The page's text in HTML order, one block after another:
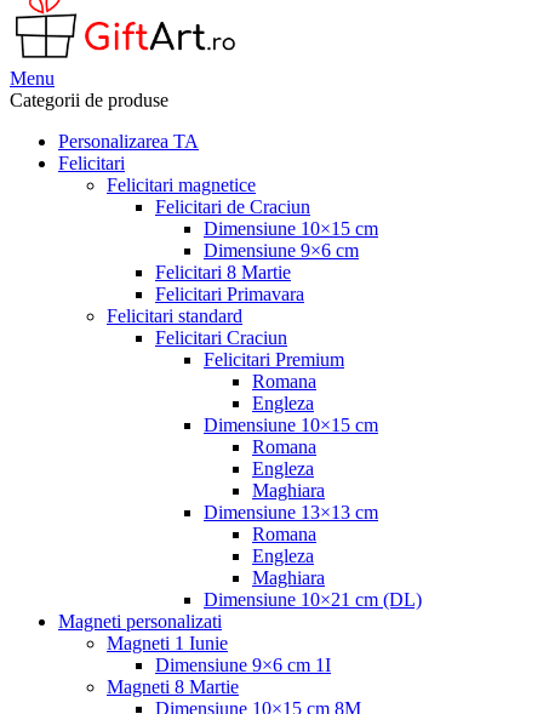
Menu
Categorii de produse
Personalizarea TA
Felicitari
Felicitari magnetice
Felicitari de Craciun
Dimensiune 10×15 cm
Dimensiune 9×6 cm
Felicitari 8 Martie
Felicitari Primavara
Felicitari standard
Felicitari Craciun
Felicitari Premium
Romana
Engleza
Dimensiune 10×15 cm
Romana
Engleza
Maghiara
Dimensiune 13×13 cm
Romana
Engleza
Maghiara
Dimensiune 10×21 cm (DL)
Magneti personalizati
Magneti 1 Iunie
Dimensiune 9×6 cm 1I
Magneti 8 Martie
Dimensiune 10×15 cm 8M